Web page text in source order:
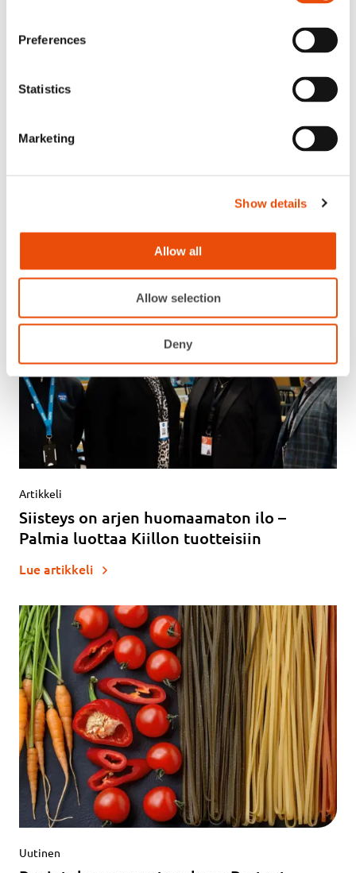
Preferences
Statistics
Marketing
Show details
Allow all
Allow selection
Deny
Ravintola-alan osaaja ja innostaja –
Artikkeli
Siisteys on arjen huomaamaton ilo –
Palmia luottaa Kiillon tuotteisiin
Lue artikkeli
Uutinen